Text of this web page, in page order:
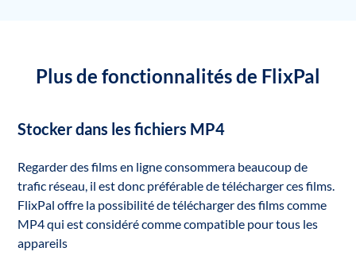
Plus de fonctionnalités de FlixPal
Stocker dans les fichiers MP4
Regarder des films en ligne consommera beaucoup de
trafic réseau, il est donc préférable de télécharger ces films.
FlixPal offre la possibilité de télécharger des films comme
MP4 qui est considéré comme compatible pour tous les
appareils